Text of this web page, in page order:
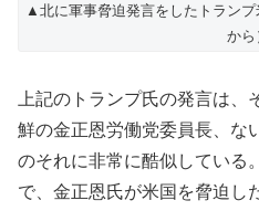
▲北に軍事脅迫発言をしたトラン
から
上記のトランプ氏の発言は
鮮の金正恩労働党委員長、な
のそれに非常に酷似している
で、金正恩氏が米国を脅迫し